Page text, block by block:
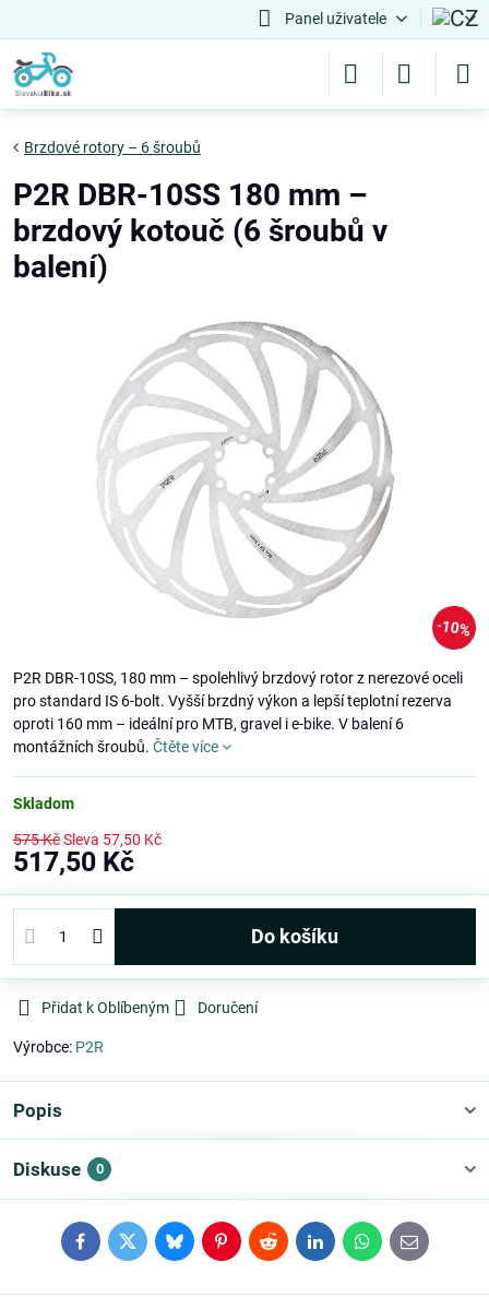
Panel uživatele
10%
Brzdové rotory – 6 šroubů
P2R DBR-10SS 180 mm –
brzdový kotouč (6 šroubů v
balení)
P2R DBR-10SS, 180 mm – spolehlivý brzdový rotor z nerezové oceli
pro standard IS 6-bolt. Vyšší brzdný výkon a lepší teplotní rezerva
oproti 160 mm – ideální pro MTB, gravel i e-bike. V balení 6
montážních šroubů. Čtěte více
Skladom
575 KčSleva 57,50 Kč
517,50 Kč
Do košíku
Přidat k Oblíbeným Doručení
Výrobce: P2R
Popis
Diskuse 0
FacebookTwitterBlueskyPinterestRedditLinkedInWhatsApp
E-
mail